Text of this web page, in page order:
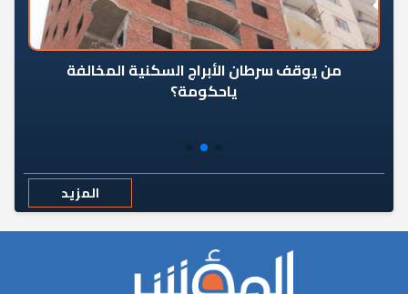
من يوقف سرطان الأبراج السكنية المخالفة
ياحكومة؟
المزيد